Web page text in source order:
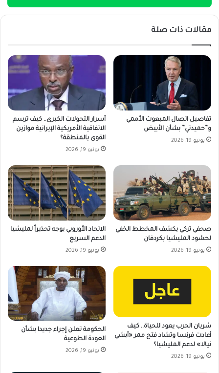
مقالات ذات صلة
تفاصيل اتصال المبعوث الأممي
و”حميدتي” بشأن الأبيض
يونيو 19, 2026
أسرار التحولات الكبرى.. كيف ترسم
الاتفاقية الأمريكية الإيرانية موازين
القوى بالمنطقة؟
يونيو 19, 2026
صحفي تركي يكشف المخطط الخفي
لحشود المليشيا بكردفان
يونيو 19, 2026
الاتحاد الأوروبي يوجه تحذيراً لمليشيا
الدعم السريع
يونيو 19, 2026
شريان الحرب يعود للحياة.. كيف
أعادت فرنسا وتشاد فتح ممر «أبشي
نيالا» لدعم المليشيا؟
يونيو 19, 2026
الحكومة تعلن إجراء جديدا بشأن
العودة الطوعية
يونيو 19, 2026